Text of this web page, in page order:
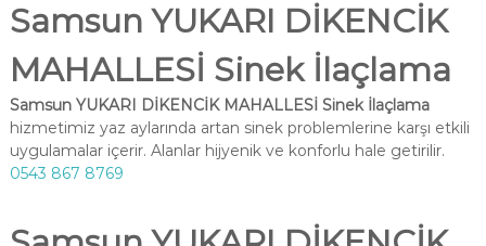
Samsun YUKARI DİKENCİK
MAHALLESİ Sinek İlaçlama
Samsun YUKARI DİKENCİK MAHALLESİ Sinek İlaçlama
hizmetimiz yaz aylarında artan sinek problemlerine karşı etkili
uygulamalar içerir. Alanlar hijyenik ve konforlu hale getirilir.
0543 867 8769